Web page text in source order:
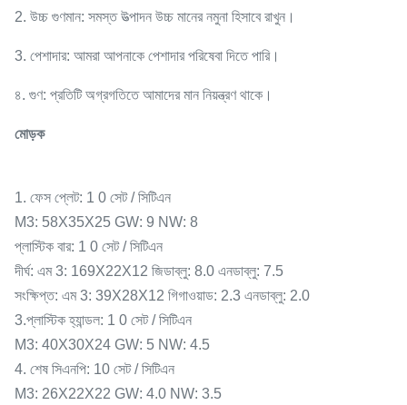
2. উচ্চ গুণমান: সমস্ত উত্পাদন উচ্চ মানের নমুনা হিসাবে রাখুন।
3. পেশাদার: আমরা আপনাকে পেশাদার পরিষেবা দিতে পারি।
৪. গুণ: প্রতিটি অগ্রগতিতে আমাদের মান নিয়ন্ত্রণ থাকে।
মোড়ক
1. ফেস প্লেট: 1 0 সেট / সিটিএন
M3: 58X35X25 GW: 9 NW: 8
প্লাস্টিক বার: 1 0 সেট / সিটিএন
দীর্ঘ: এম 3: 169X22X12 জিডাব্লু: 8.0 এনডাব্লু: 7.5
সংক্ষিপ্ত: এম 3: 39X28X12 গিগাওয়াড: 2.3 এনডাব্লু: 2.0
3.প্লাস্টিক হ্যান্ডল: 1 0 সেট / সিটিএন
M3: 40X30X24 GW: 5 NW: 4.5
4. শেষ সিএনপি: 10 সেট / সিটিএন
M3: 26X22X22 GW: 4.0 NW: 3.5